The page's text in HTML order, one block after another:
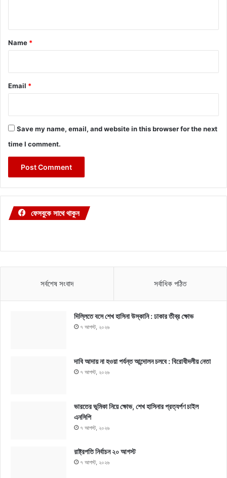
*
Name *
Email *
Save my name, email, and website in this browser for the next
time I comment.
ফেসবুকে সাথে থাকুন
সর্বশেষ সংবাদ সর্বাধিক পঠিত
দিল্লিতে বসে শেখ হাসিনা উস্কানি : ঢাকার তীব্র ক্ষোভ
৭ আগস্ট, ২০২৬
দাবি আদায় না হওয়া পর্যন্ত আন্দোলন চলবে : বিরোধীদলীয় নেতা
৭ আগস্ট, ২০২৬
ভারতের ভূমিকা নিয়ে ক্ষোভ, শেখ হাসিনার প্রত্যর্পণ চাইল
এনসিপি
৭ আগস্ট, ২০২৬
রাষ্ট্রপতি নির্বাচন ২০ আগস্ট
৭ আগস্ট, ২০২৬